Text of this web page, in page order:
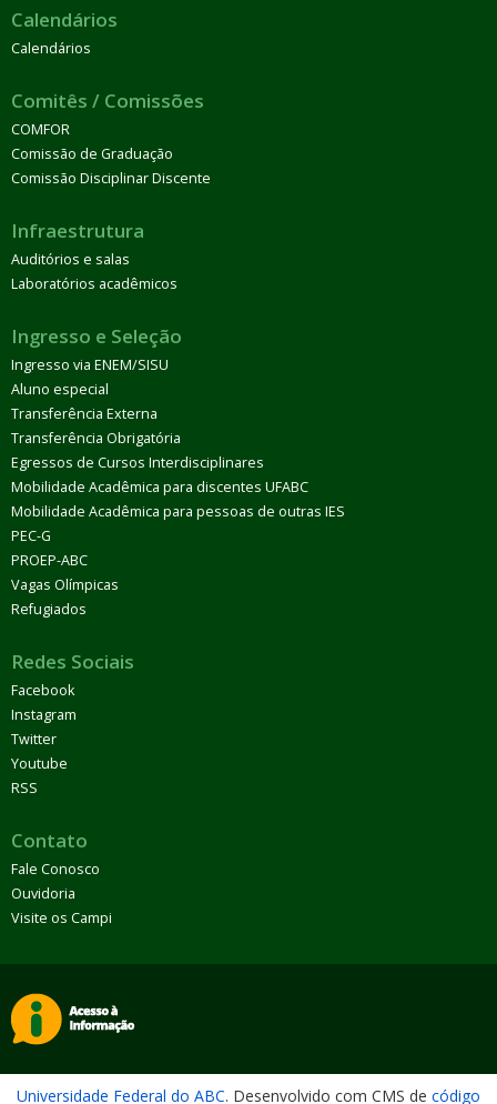
Calendários
Calendários
Comitês / Comissões
COMFOR
Comissão de Graduação
Comissão Disciplinar Discente
Infraestrutura
Auditórios e salas
Laboratórios acadêmicos
Ingresso e Seleção
Ingresso via ENEM/SISU
Aluno especial
Transferência Externa
Transferência Obrigatória
Egressos de Cursos Interdisciplinares
Mobilidade Acadêmica para discentes UFABC
Mobilidade Acadêmica para pessoas de outras IES
PEC-G
PROEP-ABC
Vagas Olímpicas
Refugiados
Redes Sociais
Facebook
Instagram
Twitter
Youtube
RSS
Contato
Fale Conosco
Ouvidoria
Visite os Campi
Universidade Federal do ABC. Desenvolvido com CMS de código